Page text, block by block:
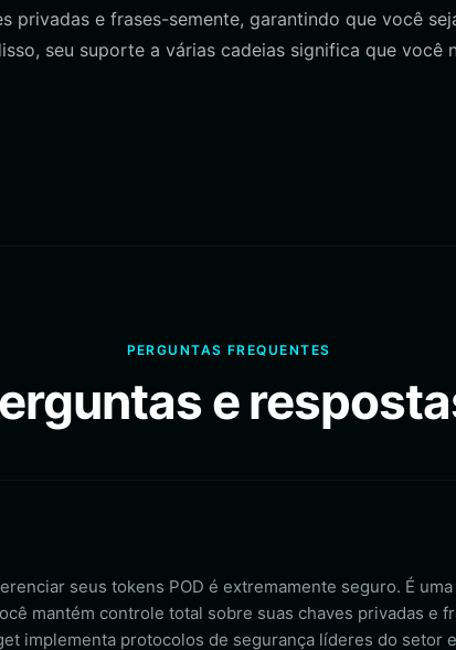
privadas e frases-semente, garantindo que você
seu suporte a várias cadeias significa que você
PERGUNTAS FREQUENTES
e
seus tokens POD é extremamente seguro. É
mantém controle total sobre suas chaves privadas e
implementa protocolos de segurança líderes do setor